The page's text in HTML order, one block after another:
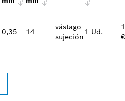
0,35 14
vástago
sujeción
1 Ud.
€